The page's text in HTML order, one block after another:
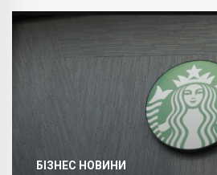
БІЗНЕС НОВИНИ